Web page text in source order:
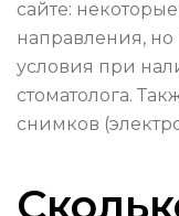
сайте:
направления,
условия при
стоматолога.
снимков